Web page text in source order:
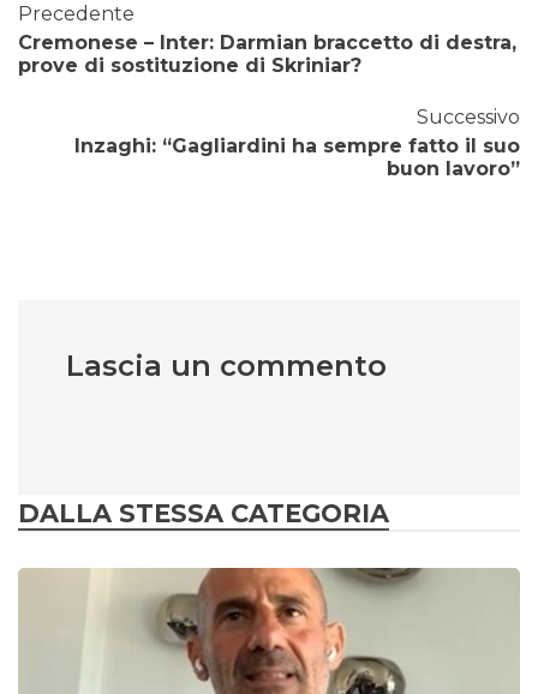
Precedente
Cremonese – Inter: Darmian braccetto di destra,
prove di sostituzione di Skriniar?
Successivo
Inzaghi: “Gagliardini ha sempre fatto il suo
buon lavoro”
Lascia un commento
DALLA STESSA CATEGORIA